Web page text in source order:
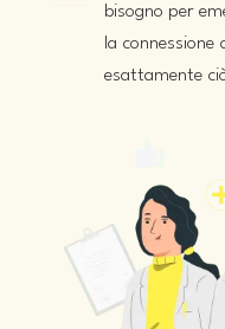
bisogno per
la connessione
esattamente